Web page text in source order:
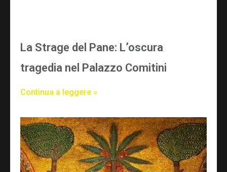
La Strage del Pane: L’oscura
tragedia nel Palazzo Comitini
Continua a leggere »